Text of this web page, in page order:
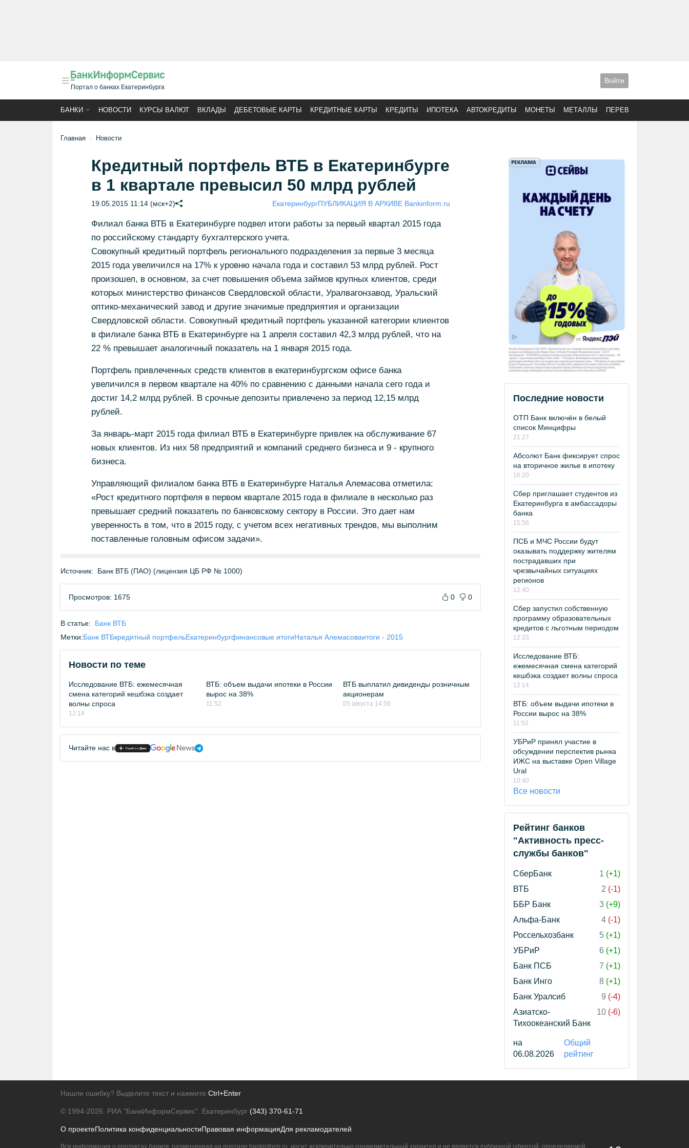
Портал о банках Екатеринбурга
Войти
БАНКИ НОВОСТИ КУРСЫ ВАЛЮТ ВКЛАДЫ ДЕБЕТОВЫЕ КАРТЫ КРЕДИТНЫЕ КАРТЫ КРЕДИТЫ ИПОТЕКА АВТОКРЕДИТЫ МОНЕТЫ МЕТАЛЛЫ ПЕРЕВОДЫ
Главная Новости
Кредитный портфель ВТБ в Екатеринбурге
в 1 квартале превысил 50 млрд рублей
19.05.2015 11:14 (мск+2) ЕкатеринбургПУБЛИКАЦИЯ В АРХИВЕ Bankinform.ru
Филиал банка ВТБ в Екатеринбурге подвел итоги работы за первый квартал 2015 года
по российскому стандарту бухгалтерского учета.
Совокупный кредитный портфель регионального подразделения за первые 3 месяца
2015 года увеличился на 17% к уровню начала года и составил 53 млрд рублей. Рост
произошел, в основном, за счет повышения объема займов крупных клиентов, среди
которых министерство финансов Свердловской области, Уралвагонзавод, Уральский
оптико-механический завод и другие значимые предприятия и организации
Свердловской области. Совокупный кредитный портфель указанной категории клиентов
в филиале банка ВТБ в Екатеринбурге на 1 апреля составил 42,3 млрд рублей, что на
22 % превышает аналогичный показатель на 1 января 2015 года.
Портфель привлеченных средств клиентов в екатеринбургском офисе банка
увеличился в первом квартале на 40% по сравнению с данными начала сего года и
достиг 14,2 млрд рублей. В срочные депозиты привлечено за период 12,15 млрд
рублей.
За январь-март 2015 года филиал ВТБ в Екатеринбурге привлек на обслуживание 67
новых клиентов. Из них 58 предприятий и компаний среднего бизнеса и 9 - крупного
бизнеса.
Управляющий филиалом банка ВТБ в Екатеринбурге Наталья Алемасова отметила:
«Рост кредитного портфеля в первом квартале 2015 года в филиале в несколько раз
превышает средний показатель по банковскому сектору в России. Это дает нам
уверенность в том, что в 2015 году, с учетом всех негативных трендов, мы выполним
поставленные головным офисом задачи».
Источник: Банк ВТБ (ПАО) (лицензия ЦБ РФ № 1000)
Просмотров: 1675 0 0
В статье:
Банк ВТБ
Метки:Банк ВТБкредитный портфельЕкатеринбургфинансовые итогиНаталья Алемасоваитоги - 2015
Новости по теме
Исследование ВТБ: ежемесячная
смена категорий кешбэка создает
волны спроса
12:14
ВТБ: объем выдачи ипотеки в России
вырос на 38%
11:52
ВТБ выплатил дивиденды розничным
акционерам
05 августа 14:56
Читайте нас в
Последние новости
ОТП Банк включён в белый
список Минцифры
21:27
Абсолют Банк фиксирует спрос
на вторичное жилье в ипотеку
16:20
Сбер приглашает студентов из
Екатеринбурга в амбассадоры
банка
15:56
ПСБ и МЧС России будут
оказывать поддержку жителям
пострадавших при
чрезвычайных ситуациях
регионов
12:40
Сбер запустил собственную
программу образовательных
кредитов с льготным периодом
12:33
Исследование ВТБ:
ежемесячная смена категорий
кешбэка создает волны спроса
12:14
ВТБ: объем выдачи ипотеки в
России вырос на 38%
11:52
УБРиР принял участие в
обсуждении перспектив рынка
ИЖС на выставке Open Village
Ural
10:40
Все новости
Рейтинг банков
"Активность пресс-
службы банков"
СберБанк 1 (+1)
ВТБ
2 (-1)
ББР Банк
3 (+9)
Альфа-Банк
4 (-1)
Россельхозбанк
5 (+1)
УБРиР
6 (+1)
Банк ПСБ
7 (+1)
Банк Инго
8 (+1)
Банк Уралсиб
9 (-4)
Азиатско-
Тихоокеанский Банк
10 (-6)
на
06.08.2026
Общий
рейтинг
Нашли ошибку? Выделите текст и нажмите Ctrl+Enter
© 1994-2026. РИА "БанкИнформСервис". Екатеринбург (343) 370-61-71
О проектеПолитика конфиденциальностиПравовая информацияДля рекламодателей
Вся информация о продуктах банков, размещенная на портале bankinform.ru, носит исключительно ознакомительный характер и не является публичной офертой, определяемой